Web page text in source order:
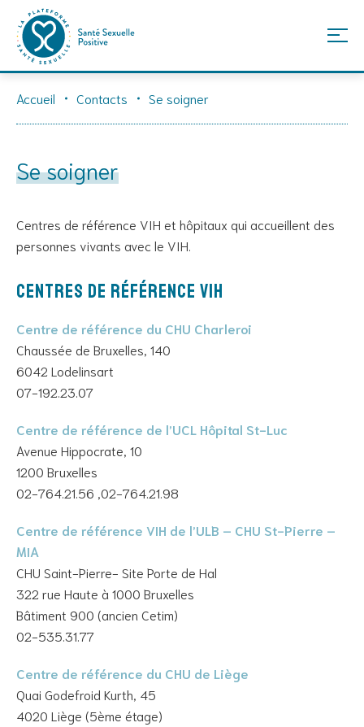
Accueil Contacts Se soigner
Se soigner
Centres de référence VIH et hôpitaux qui accueillent des
personnes vivants avec le VIH.
Centres de référence VIH
Centre de référence du CHU Charleroi
Chaussée de Bruxelles, 140
6042 Lodelinsart
07-192.23.07
Centre de référence de l’UCL Hôpital St-Luc
Avenue Hippocrate, 10
1200 Bruxelles
02-764.21.56 ,02-764.21.98
Centre de référence VIH de l’ULB – CHU St-Pierre –
MIA
CHU Saint-Pierre- Site Porte de Hal
322 rue Haute à 1000 Bruxelles
Bâtiment 900 (ancien Cetim)
02-535.31.77
Centre de référence du CHU de Liège
Quai Godefroid Kurth, 45
4020 Liège (5ème étage)